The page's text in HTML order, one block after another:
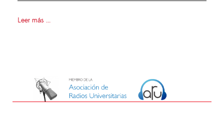
Leer más ...